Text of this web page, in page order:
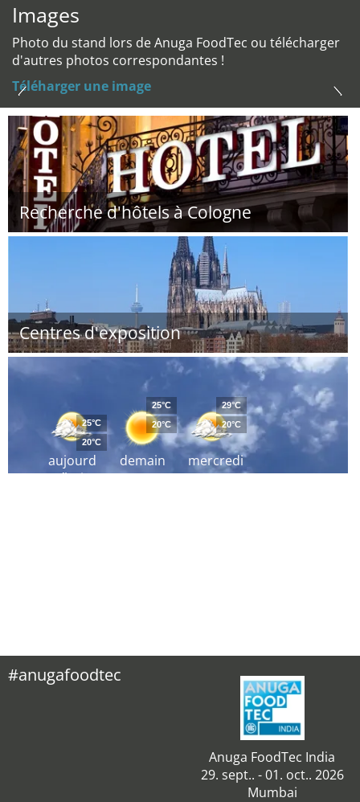
Images
Photo du stand lors de Anuga FoodTec ou télécharger
d'autres photos correspondantes !
Téléharger une image
Recherche d'hôtels à Cologne
Centres d'exposition
aujourd
´hui
25°C
20°C
demain
25°C
20°C
mercredi
29°C
20°C
#anugafoodtec
Anuga FoodTec India
29. sept.. - 01. oct.. 2026
Mumbai